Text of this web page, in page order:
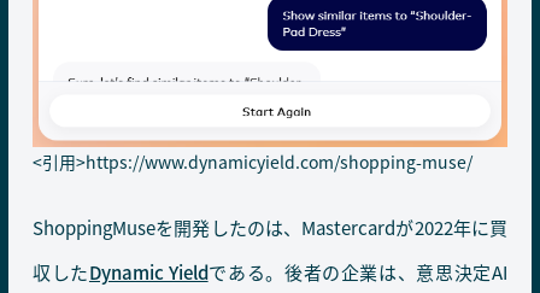
<引用>https://www.dynamicyield.com/shopping-muse/
ShoppingMuseを開発したのは、Mastercardが2022年に買
収したDynamic Yieldである。後者の企業は、意思決定AI